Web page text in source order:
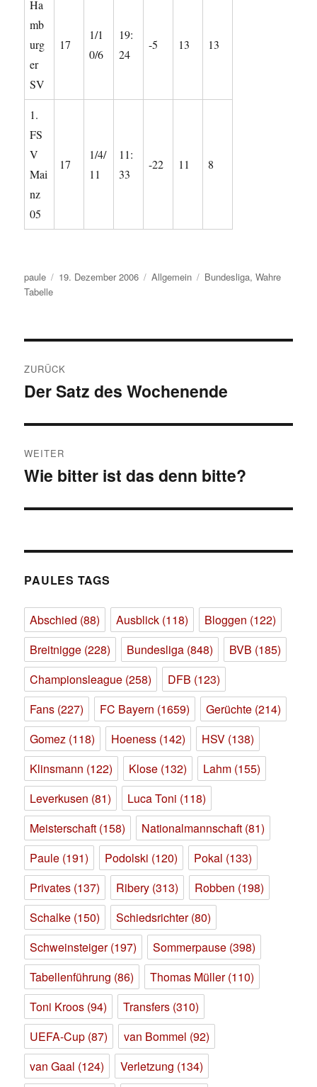
Ha
mb
urg
er
SV
17
1/1
0/6
19:
24
-5 13 13
1.
FS
V
Mai
nz
05
17
1/4/
11
11:
33
-22 11 8
Autor
paule
Veröffentlicht
19. Dezember 2006 Kategorien
Allgemein Schlagwörter
Bundesliga,Wahre
Tabelle
ZURÜCK
Vorheriger
Der Satz des Wochenende
WEITER
Nächster
Wie bitter ist das denn bitte?
PAULES TAGS
Abschied (88) Ausblick (118) Bloggen (122)
Breitnigge (228) Bundesliga (848) BVB (185)
Championsleague (258) DFB (123)
Fans (227) FC Bayern (1659) Gerüchte (214)
Gomez (118) Hoeness (142) HSV (138)
Klinsmann (122) Klose (132) Lahm (155)
Leverkusen (81) Luca Toni (118)
Meisterschaft (158) Nationalmannschaft (81)
Paule (191) Podolski (120) Pokal (133)
Privates (137) Ribery (313) Robben (198)
Schalke (150) Schiedsrichter(80)
Schweinsteiger(197) Sommerpause (398)
Tabellenführung (86) Thomas Müller(110)
Toni Kroos (94) Transfers (310)
UEFA-Cup (87) van Bommel (92)
van Gaal (124) Verletzung (134)